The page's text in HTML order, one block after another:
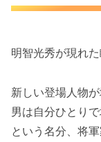
明智光秀が現れ
新しい登場人物
男は自分ひとり
という名分、将